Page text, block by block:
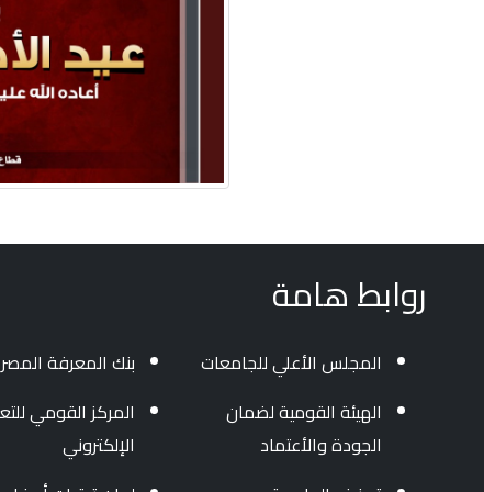
روابط هامة
المجلس الأعلي للجامعات
الهيئة القومية لضمان
الجودة والأعتماد
بنك المعرفة
المركز القومي
الإلكتروني